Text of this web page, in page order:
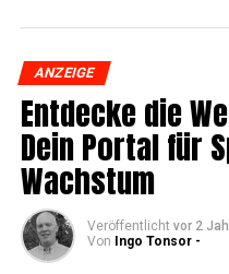
ANZEIGE
Ent­de­cke die
Dein Por­tal für
Wachstum
Veröffentlicht vor 2
Von Ingo Tonsor -